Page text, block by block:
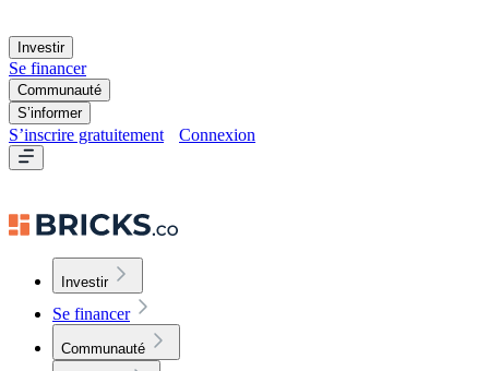
Investir
Se financer
Communauté
S’informer
S’inscrire gratuitement Connexion
Investir
Se financer
Communauté